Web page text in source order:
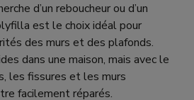
d’un reboucheur ou d’un
est le choix idéal pour
des murs et des plafonds.
dans une maison, mais avec le
les fissures et les murs
facilement réparés.